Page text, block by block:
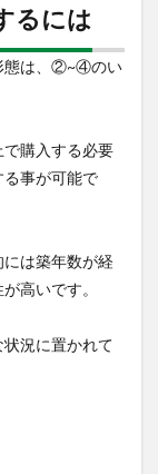
るには
態は、②~④のい
購入する必要
事が可能で
は築年数が経
高いです。
況に置かれて